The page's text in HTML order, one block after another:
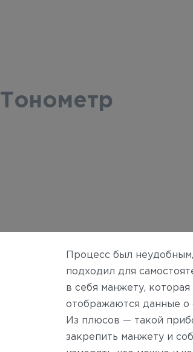
Тонометр
Процесс был
подходил для
в себя манжету,
отображаются данные о
Из плюсов — такой
закрепить манжету и